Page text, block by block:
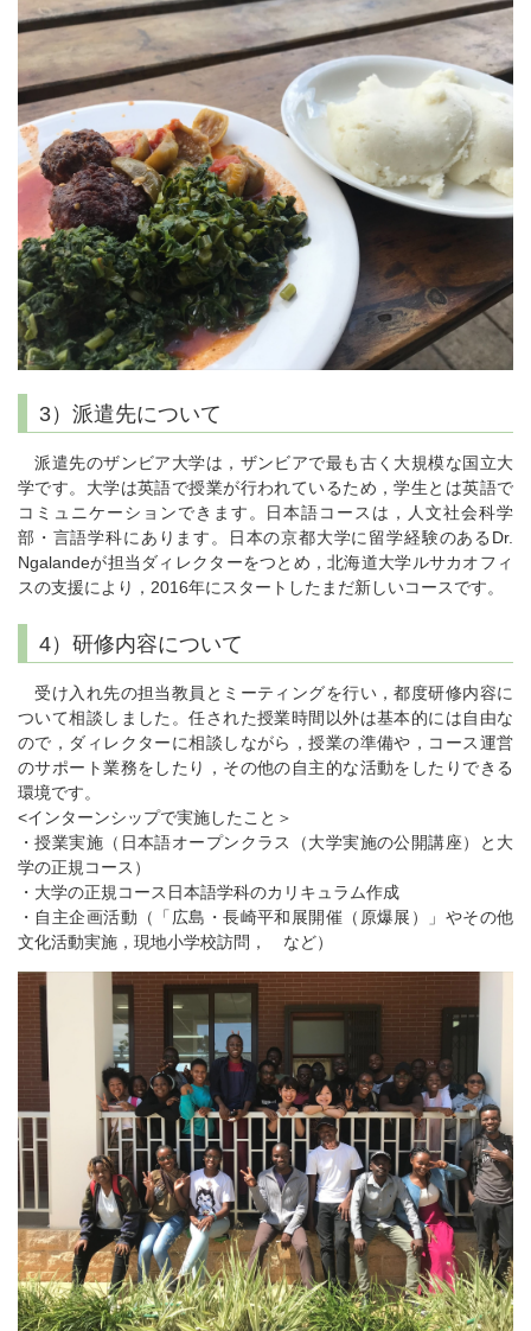
3）派遣先について
派遣先のザンビア大学は，ザンビアで最も古く大規模な国立大
学です。大学は英語で授業が行われているため，学生とは英語で
コミュニケーションできます。日本語コースは，人文社会科学
部・言語学科にあります。日本の京都大学に留学経験のあるDr.
Ngalandeが担当ダィレクターをつとめ，北海道大学ルサカオフィ
スの支援により，2016年にスタートしたまだ新しいコースです。
4）研修内容について
受け入れ先の担当教員とミーティングを行い，都度研修内容に
ついて相談しました。任された授業時間以外は基本的には自由な
ので，ダィレクターに相談しながら，授業の準備や，コース運営
のサポート業務をしたり，その他の自主的な活動をしたりできる
環境です。
<インターンシップで実施したこと＞
・授業実施（日本語オープンクラス（大学実施の公開講座）と大
学の正規コース）
・大学の正規コース日本語学科のカリキュラム作成
・自主企画活動（「広島・長崎平和展開催（原爆展）」やその他
文化活動実施，現地小学校訪問， など）